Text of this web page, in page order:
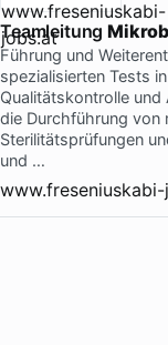
Teamleitung
Führung und
spezialisierten Tests
Qualitätskontrolle
die Durchführung von
Sterilitätsprüfungen
und …